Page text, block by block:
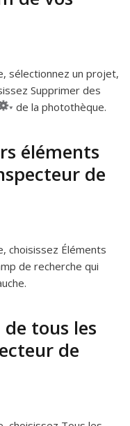
sélectionnez un projet,
Supprimer des
de la photothèque.
éléments
de
choisissez Éléments
de recherche qui
tous les
de